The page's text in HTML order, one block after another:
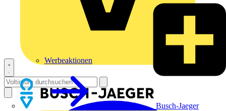
Busch-Jaeger
Werbeaktionen